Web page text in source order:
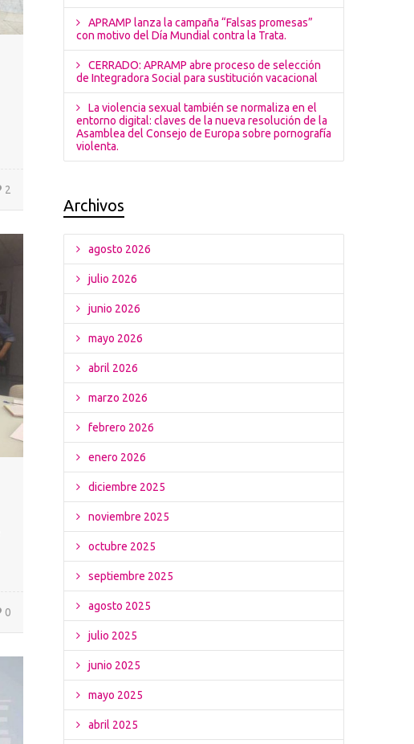
2
0
APRAMP lanza la campaña “Falsas promesas”
con motivo del Día Mundial contra la Trata.
CERRADO: APRAMP abre proceso de selección
de Integradora Social para sustitución vacacional
La violencia sexual también se normaliza en el
entorno digital: claves de la nueva resolución de la
Asamblea del Consejo de Europa sobre pornografía
violenta.
Archivos
agosto 2026
julio 2026
junio 2026
mayo 2026
abril 2026
marzo 2026
febrero 2026
enero 2026
diciembre 2025
noviembre 2025
octubre 2025
septiembre 2025
agosto 2025
julio 2025
junio 2025
mayo 2025
abril 2025